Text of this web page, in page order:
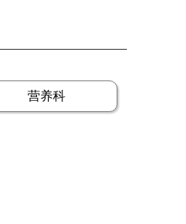
营养科